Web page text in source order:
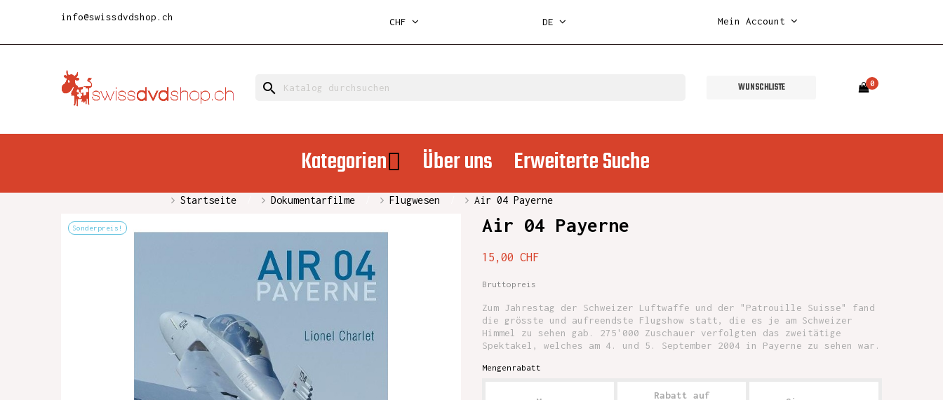
info@swissdvdshop.ch CHF DE Mein Account
search WUNSCHLISTE 0
Kategorien Über uns Erweiterte Suche
Startseite Dokumentarfilme Flugwesen Air 04 Payerne
Sonderpreis! Air 04 Payerne
15,00 CHF
Bruttopreis
Zum Jahrestag der Schweizer Luftwaffe und der "Patrouille Suisse" fand
die grösste und aufreendste Flugshow statt, die es je am Schweizer
Himmel zu sehen gab. 275'000 Zuschauer verfolgten das zweitätige
Spektakel, welches am 4. und 5. September 2004 in Payerne zu sehen war.
Mengenrabatt
Rabatt auf